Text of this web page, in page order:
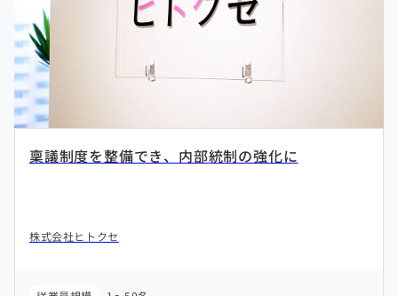
稟議制度を整備でき、内部統制の強化に
株式会社ヒトクセ